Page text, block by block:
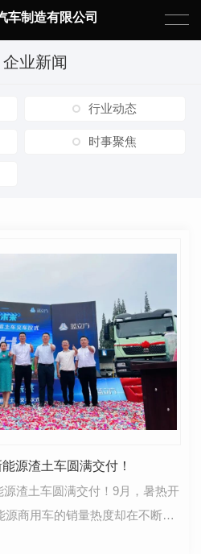
车制造有限公司
企业新闻
行业动态
时事聚焦
源渣土车圆满交付！
渣土车圆满交付！9月，暑热开
商用车的销量热度却在不断攀
覆科技 智领未来 - 成…